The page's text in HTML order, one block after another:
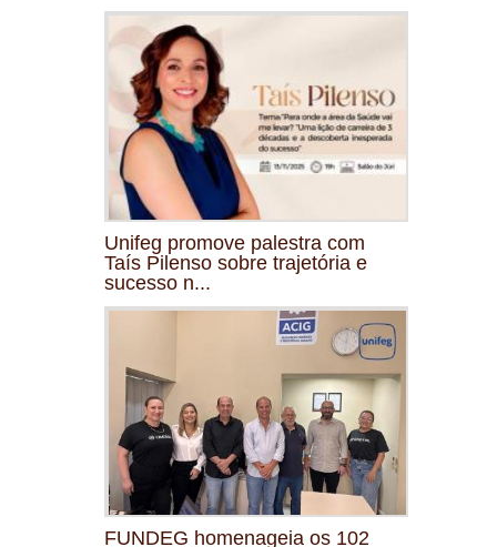
Unifeg promove palestra com
Taís Pilenso sobre trajetória e
sucesso n...
FUNDEG homenageia os 102